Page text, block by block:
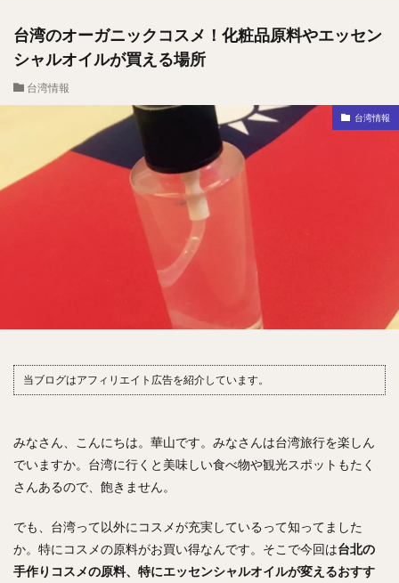
台湾のオーガニックコスメ！化粧品原料やエッセン
シャルオイルが買える場所
台湾情報
台湾情報
当ブログはアフィリエイト広告を紹介しています。
みなさん、こんにちは。華山です。みなさんは台湾旅行を楽しん
でいますか。台湾に行くと美味しい食べ物や観光スポットもたく
さんあるので、飽きません。
でも、台湾って以外にコスメが充実しているって知ってました
か。特にコスメの原料がお買い得なんです。そこで今回は台北の
手作りコスメの原料、特にエッセンシャルオイルが変えるおすす